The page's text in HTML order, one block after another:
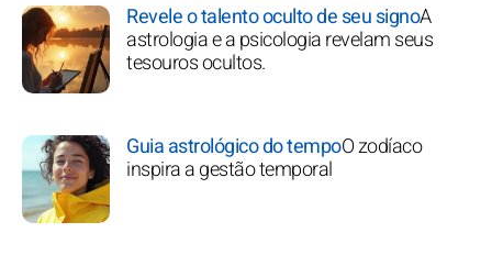
Revele o talento oculto de seu signoA
astrologia e a psicologia revelam seus
tesouros ocultos.
Guia astrológico do tempoO zodíaco
inspira a gestão temporal